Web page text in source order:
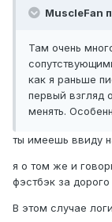
MuscleFan
Там очень
как я раньше
первый взгляд
менять.
ты имеешь ввиду
я о том же и
фэстбэк за
В этом случае